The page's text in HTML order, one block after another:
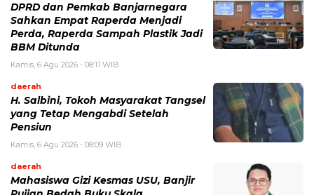
DPRD dan Pemkab Banjarnegara
Sahkan Empat Raperda Menjadi
Perda, Raperda Sampah Plastik Jadi
BBM Ditunda
Kamis, 6 Agu 2026 - 08:11 WIB
daerah
H. Salbini, Tokoh Masyarakat Tangsel
yang Tetap Mengabdi Setelah
Pensiun
Kamis, 6 Agu 2026 - 08:09 WIB
daerah
Mahasiswa Gizi Kesmas USU, Banjir